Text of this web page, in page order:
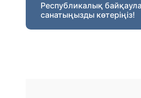
Республикалық
санатыңызды көтеріңіз!